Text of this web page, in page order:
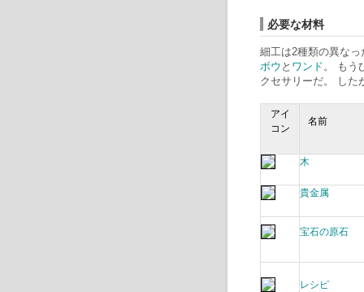
必要な材料
細工は2種類の異な
ボウ と ワンド。 もう
クセサリーだ。 した
アイ
コン
名前
木
貴金属
宝石の原石
レシピ